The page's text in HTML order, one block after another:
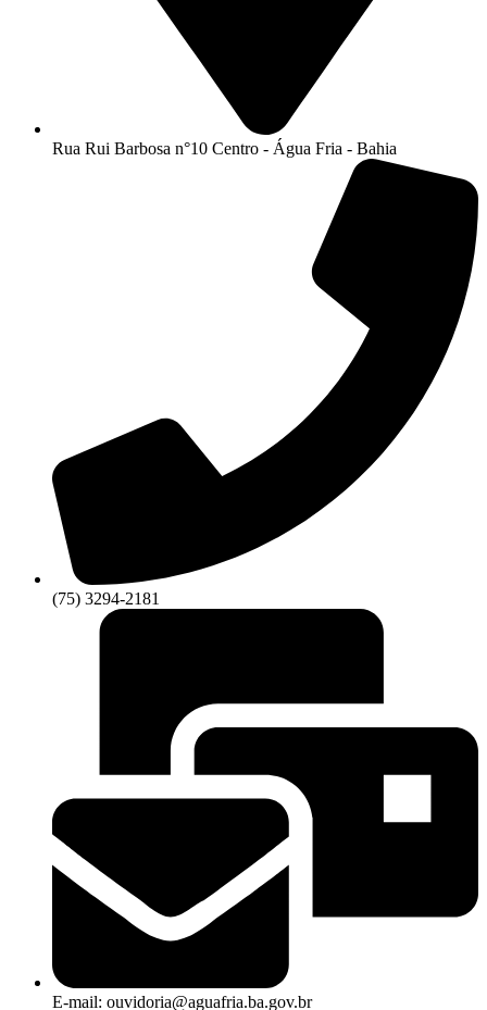
Rua Rui Barbosa n°10 Centro - Água Fria - Bahia
(75) 3294-2181
E-mail: ouvidoria@aguafria.ba.gov.br